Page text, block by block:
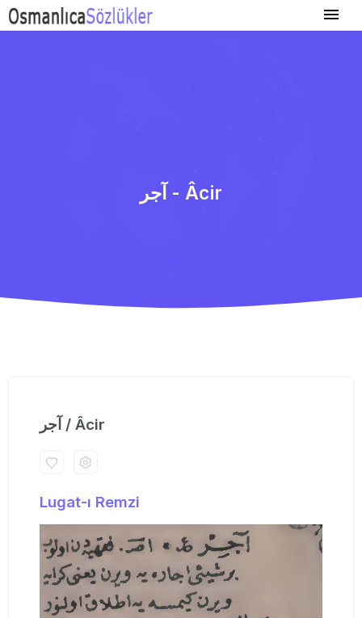
آجر - Âcir
آجر / Âcir
Lugat-ı Remzi